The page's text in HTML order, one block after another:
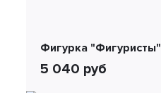
Фигурка "Фигуристы"
5 040 руб